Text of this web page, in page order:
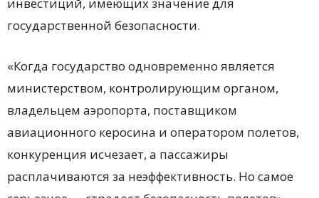
государственной безопасности.
«Когда государство одновременно является
министерством, контролирующим органом,
владельцем аэропорта, поставщиком
авиационного керосина и оператором полетов,
конкуренция исчезает, а пассажиры
расплачиваются за неэффективность. Но самое